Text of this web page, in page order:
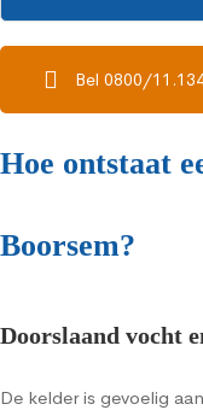
Bel 0800/
Hoe ontstaat
Boorsem?
Doorslaand vocht
De kelder is gevoelig